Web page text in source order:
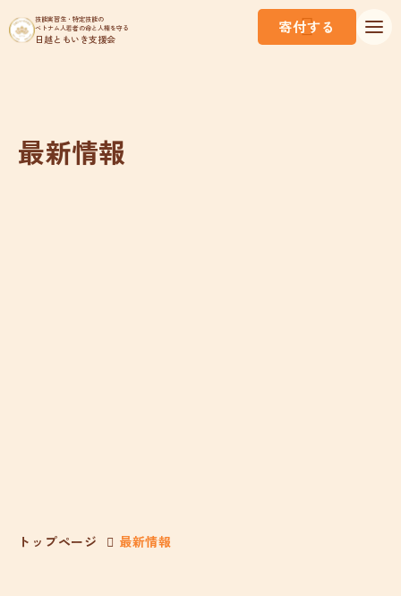
技能実習生・特定技能の
ベトナム人若者の命と人権を守る
日越ともいき支援会
寄付する
最新情報
トップページ 最新情報